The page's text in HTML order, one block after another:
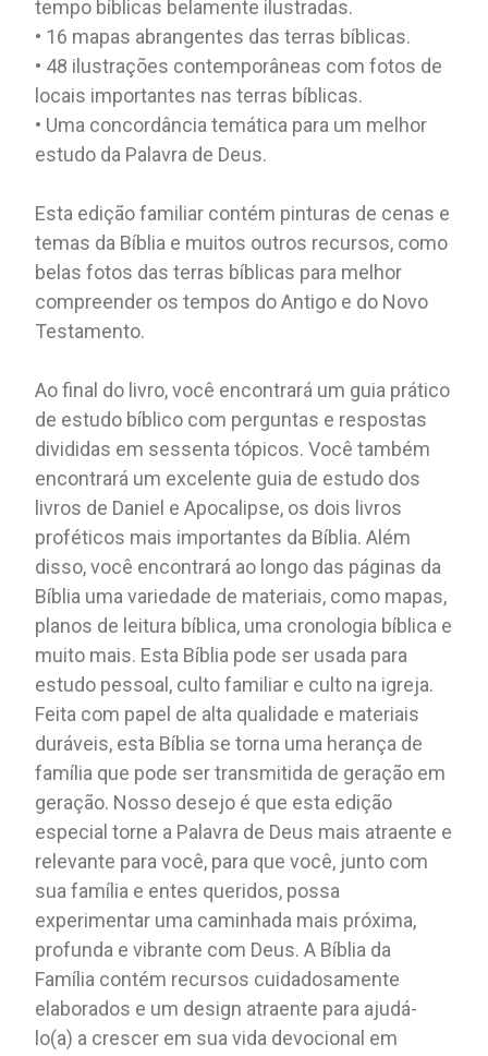
tempo bíblicas belamente ilustradas.
• 16 mapas abrangentes das terras bíblicas.
• 48 ilustrações contemporâneas com fotos de
locais importantes nas terras bíblicas.
• Uma concordância temática para um melhor
estudo da Palavra de Deus.
Esta edição familiar contém pinturas de cenas e
temas da Bíblia e muitos outros recursos, como
belas fotos das terras bíblicas para melhor
compreender os tempos do Antigo e do Novo
Testamento.
Ao final do livro, você encontrará um guia prático
de estudo bíblico com perguntas e respostas
divididas em sessenta tópicos. Você também
encontrará um excelente guia de estudo dos
livros de Daniel e Apocalipse, os dois livros
proféticos mais importantes da Bíblia. Além
disso, você encontrará ao longo das páginas da
Bíblia uma variedade de materiais, como mapas,
planos de leitura bíblica, uma cronologia bíblica e
muito mais. Esta Bíblia pode ser usada para
estudo pessoal, culto familiar e culto na igreja.
Feita com papel de alta qualidade e materiais
duráveis, esta Bíblia se torna uma herança de
família que pode ser transmitida de geração em
geração. Nosso desejo é que esta edição
especial torne a Palavra de Deus mais atraente e
relevante para você, para que você, junto com
sua família e entes queridos, possa
experimentar uma caminhada mais próxima,
profunda e vibrante com Deus. A Bíblia da
Família contém recursos cuidadosamente
elaborados e um design atraente para ajudá-
lo(a) a crescer em sua vida devocional em